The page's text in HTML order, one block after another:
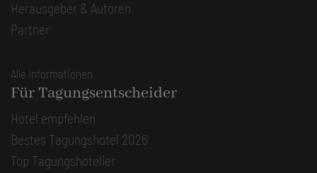
Herausgeber & Autoren
Partner
Alle Informationen
Für Tagungsentscheider
Hotel empfehlen
Bestes Tagungshotel 2026
Top Tagungshotelier